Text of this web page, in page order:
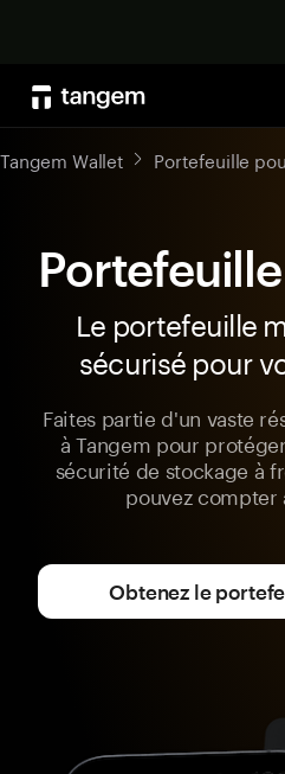
Tangem Wallet Portefeuille
Le portefeuille
sécurisé pour
Faites partie d'un vaste
à Tangem pour
sécurité de stockage à
pouvez compter
Obtenez le